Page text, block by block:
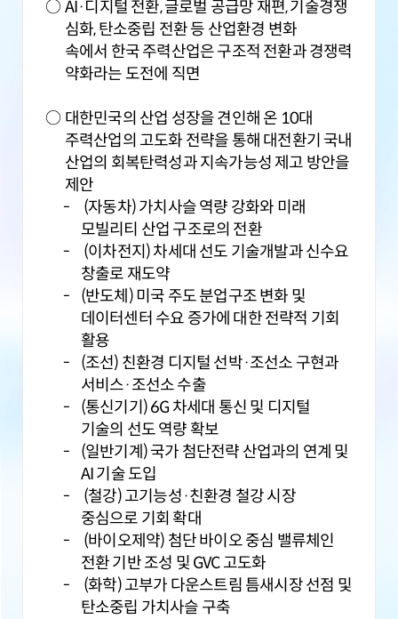
AI·디지털 전환, 글로벌 공급망 재편, 기술경쟁
심화, 탄소중립 전환 등 산업환경 변화
속에서 한국 주력산업은 구조적 전환과 경쟁력
약화라는 도전에 직면
대한민국의 산업 성장을 견인해 온 10대
주력산업의 고도화 전략을 통해 대전환기 국내
산업의 회복탄력성과 지속가능성 제고 방안을
제안
(자동차) 가치사슬 역량 강화와 미래
모빌리티 산업 구조로의 전환
(이차전지) 차세대 선도 기술개발과 신수요
창출로 재도약
(반도체) 미국 주도 분업구조 변화 및
데이터센터 수요 증가에 대한 전략적 기회
활용
(조선) 친환경 디지털 선박·조선소 구현과
서비스·조선소 수출
(통신기기) 6G 차세대 통신 및 디지털
기술의 선도 역량 확보
(일반기계) 국가 첨단전략 산업과의 연계 및
AI 기술 도입
(철강) 고기능성·친환경 철강 시장
중심으로 기회 확대
(바이오제약) 첨단 바이오 중심 밸류체인
전환 기반 조성 및 GVC 고도화
(화학) 고부가 다운스트림 틈새시장 선점 및
탄소중립 가치사슬 구축